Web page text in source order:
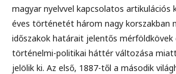
magyar nyelvvel kapcsolatos artikulációs
éves történetét három nagy korszakban
időszakok határait jelentős mérföldkövek
történelmi-politikai háttér változása
jelölik ki. Az első, 1887-től a második